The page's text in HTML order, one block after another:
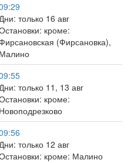
только 16 авг
кроме:
(Фирсановка),
Малино
только 11, 13 авг
кроме:
Новоподрезково
только 12 авг
кроме: Малино